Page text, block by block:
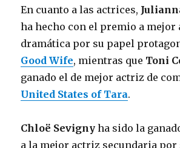
En cuanto a las actrices,
ha hecho con el premio a mejor
dramática por su papel
Good Wife, mientras que Toni
ganado el de mejor actriz de
United States of Tara.
Chloë Sevigny ha sido la
a la mejor actriz secundaria por